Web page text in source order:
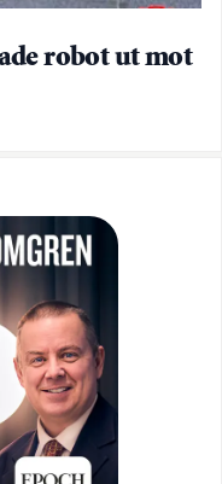
robot ut mot